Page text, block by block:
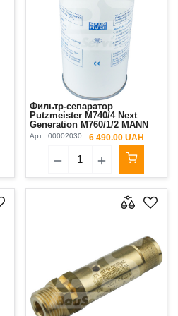
Фильтр-сепаратор
Putzmeister М740/4 Next
Generation М760/1/2 MANN
Арт.: 00002030 6 490.00 UAH